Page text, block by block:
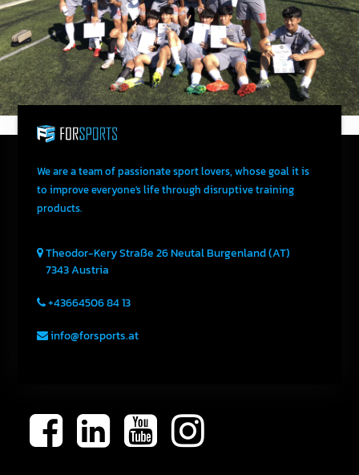
We are a team of passionate sport lovers, whose goal it is
to improve everyone's life through disruptive training
products.
Theodor-Kery Straße 26NeutalBurgenland (AT)
7343Austria
+43664506 84 13
info@forsports.at